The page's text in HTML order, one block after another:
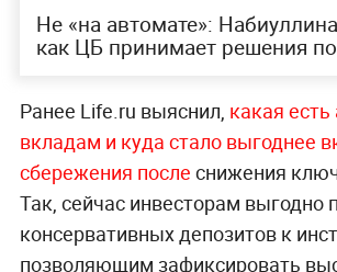
Не «на автомате»:
как ЦБ принимает решения
Ранее Life.ru выяснил, какая есть
вкладам и куда стало выгоднее
сбережения после снижения
Так, сейчас инвесторам выгодно
консервативных депозитов к
позволяющим зафиксировать